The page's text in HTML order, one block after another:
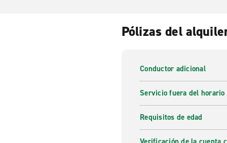
Pólizas del
Conductor adicional
Servicio fuera del horario
Requisitos de edad